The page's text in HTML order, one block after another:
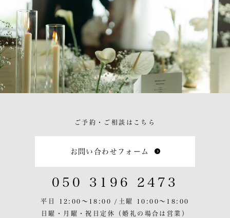
ご予約・ご相談はこちら
お問い合わせフォーム
050 3196 2473
平日 12:00〜18:00 / 土曜 10:00〜18:00
日曜・月曜・祝日定休
（婚礼の場合は営業）